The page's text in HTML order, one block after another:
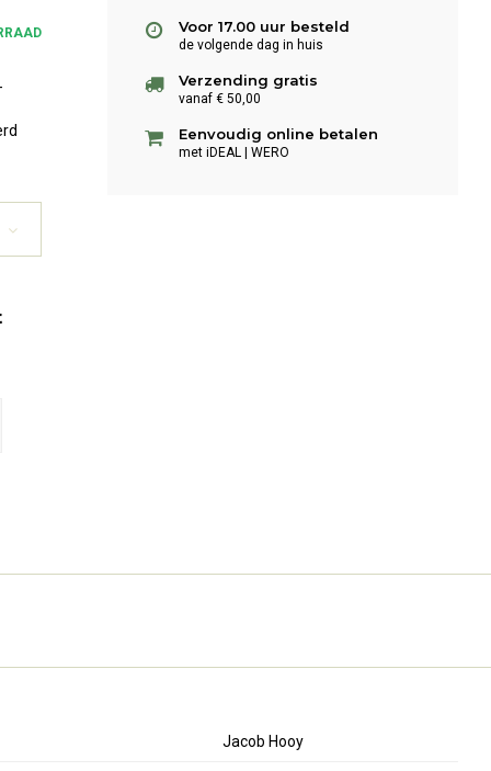
Voor 17.00 uur besteld
de volgende dag in huis
Verzending gratis
vanaf € 50,00
Eenvoudig online betalen
met iDEAL | WERO
Jacob Hooy